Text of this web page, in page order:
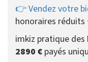
👉 Vendez votre
honoraires réduits
imkiz pratique des
2890 € payés